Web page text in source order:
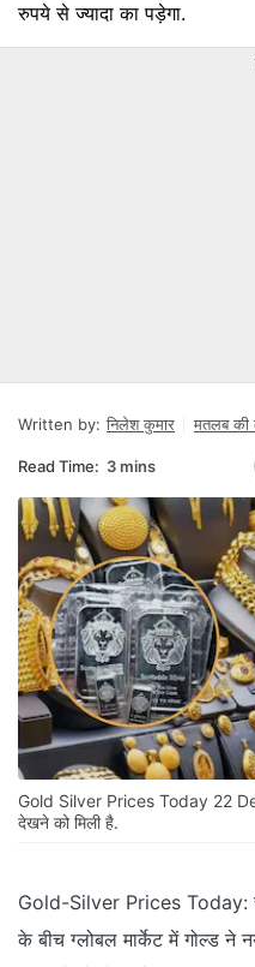
रुपये से ज्‍यादा का पड़ेगा.
Written by: निलेश कुमार मतलब की
Read Time: 3 mins
Gold Silver Prices Today 22
देखने को मिली है.
Gold-Silver Prices Today:
के बीच ग्‍लोबल मार्केट में गोल्‍ड ने